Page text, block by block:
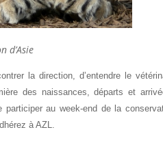
d’Asie
la direction, d’entendre le
des naissances, départs et
au week-end de la
à AZL.